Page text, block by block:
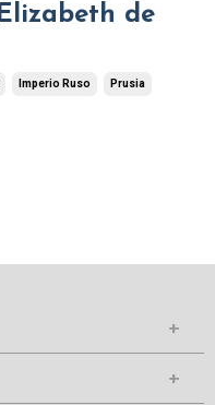
de
Imperio Ruso Prusia